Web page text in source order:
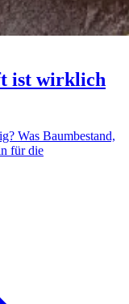
ist wirklich
Was Baumbestand,
für die